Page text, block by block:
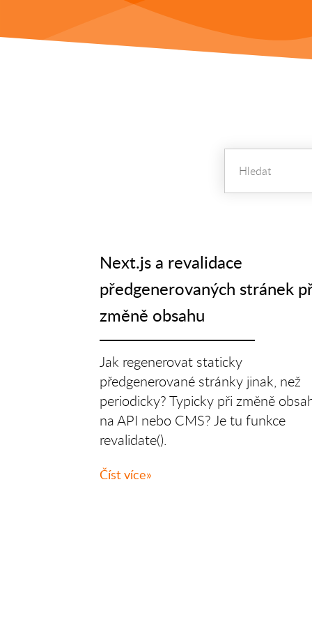
Next.js a revalidace
předgenerovaných stránek
změně obsahu
Jak regenerovat staticky
předgenerované stránky jinak, než
periodicky? Typicky při změně
na API nebo CMS? Je tu funkce
revalidate().
Číst více